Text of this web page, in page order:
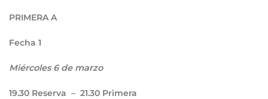
PRIMERA A
Fecha 1
Miércoles 6 de marzo
19.30 Reserva – 21.30 Primera